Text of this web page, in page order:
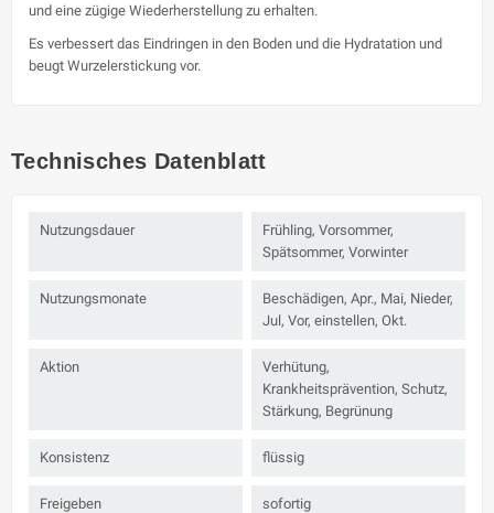
und eine zügige Wiederherstellung zu erhalten.
Es verbessert das Eindringen in den Boden und die Hydratation und
beugt Wurzelerstickung vor.
Technisches Datenblatt
Nutzungsdauer
Frühling, Vorsommer,
Spätsommer, Vorwinter
Nutzungsmonate
Beschädigen, Apr., Mai, Nieder,
Jul, Vor, einstellen, Okt.
Aktion
Verhütung,
Krankheitsprävention, Schutz,
Stärkung, Begrünung
Konsistenz flüssig
Freigeben sofortig